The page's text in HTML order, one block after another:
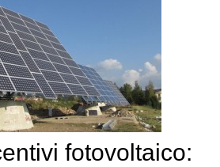
fotovoltaico: